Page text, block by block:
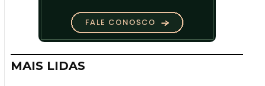
MAIS LIDAS